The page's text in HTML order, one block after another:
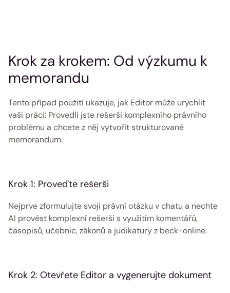
Krok za krokem: Od výzkumu k
memorandu
Tento případ použití ukazuje, jak Editor může urychlit
vaši práci: Provedli jste rešerši komplexního právního
problému a chcete z něj vytvořit strukturované
memorandum.
Krok 1: Proveďte rešerši
Nejprve zformulujte svoji právní otázku v chatu a nechte
AI provést komplexní rešerši s využitím komentářů,
časopisů, učebnic, zákonů a judikatury z beck-online.
Krok 2: Otevřete Editor a vygenerujte dokument